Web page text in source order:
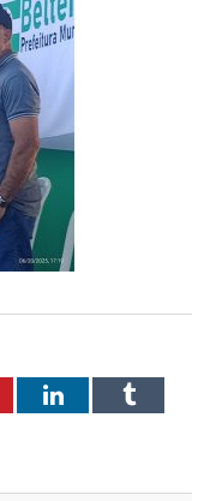
LinkedInTumblr